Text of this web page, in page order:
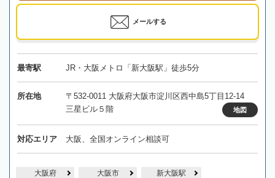
メールする
最寄駅 JR・大阪メトロ「新大阪駅」徒歩5分
所在地
〒532-0011 大阪府大阪市淀川区西中島5丁目12-14
三星ビル５階
地図
対応エリア 大阪、全国オンライン相談可
大阪府 大阪市 新大阪駅